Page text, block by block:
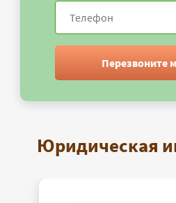
Перезвоните
Юридическая